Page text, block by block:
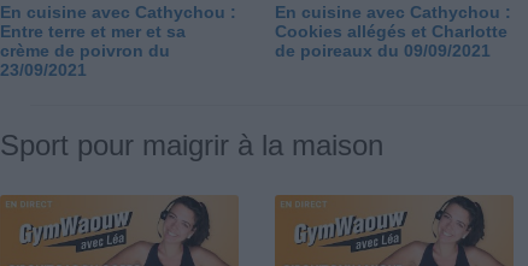
En cuisine avec Cathychou :
Entre terre et mer et sa
crème de poivron du
23/09/2021
En cuisine avec Cathychou :
Cookies allégés et Charlotte
de poireaux du 09/09/2021
Sport pour maigrir à la maison